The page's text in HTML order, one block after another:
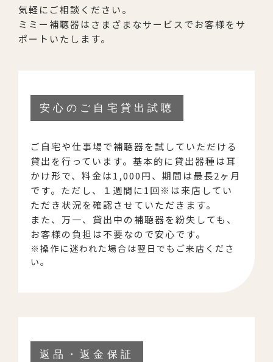
気軽にご相談ください。
ミミー補聴器はさまざまなサービスでお客様をサ
ポートいたします。
安心のご自宅貸出試聴
ご自宅や仕事場で補聴器を試していただける
貸出を行っています。基本的に貸出器種は耳
かけ形で、料金は1,000円、期間は最長2ヶ月
です。ただし、１週間に1回※は来店してい
ただき状況を確認させていただきます。
また、万一、貸出中の補聴器を紛失しても、
お客様の負担は不要なので安心です。
※操作に迷われた場合は翌日でもご来店くださ
い。
返品・返金保証